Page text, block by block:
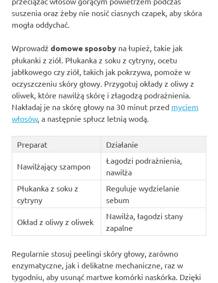
suszenia oraz żeby nie nosić ciasnych czapek, aby skóra
mogła oddychać.
Wprowadź domowe sposoby na łupież, takie jak
płukanki z ziół. Płukanka z soku z cytryny, ocetu
jabłkowego czy ziół, takich jak pokrzywa, pomoże w
oczyszczeniu skóry głowy. Przygotuj okłady z oliwy z
oliwek, które nawilżą skórę i złagodzą podrażnienia.
Nakładaj je na skórę głowy na 30 minut przed myciem
włosów, a następnie spłucz letnią wodą.
Preparat Działanie
Nawilżający szampon
Łagodzi podrażnienia,
nawilża
Płukanka z soku z
cytryny
Reguluje wydzielanie
sebum
Okład z oliwy z oliwek
Nawilża, łagodzi stany
zapalne
Regularnie stosuj peelingi skóry głowy, zarówno
enzymatyczne, jak i delikatne mechaniczne, raz w
tygodniu, aby usunąć martwe komórki naskórka. Dzięki